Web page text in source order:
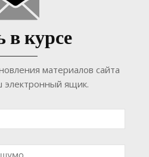
курсе
материалов сайта
электронный ящик.